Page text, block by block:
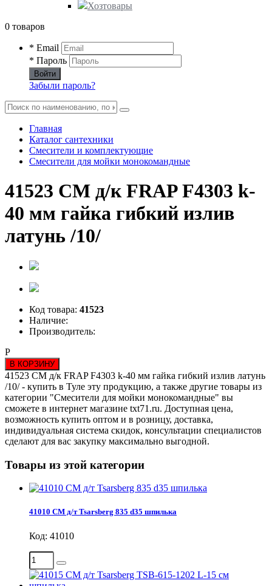
Хозтовары
0 товаров
* Email
* Пароль
Войти
Забыли пароль?
Главная
Каталог сантехники
Смесители и комплектующие
Смесители для мойки монокомандные
41523 СМ д/к FRAP F4303 k-
40 мм гайка гибкий излив
латунь /10/
Код товара: 41523
Наличие:
Производитель:
Р
В КОРЗИНУ
41523 СМ д/к FRAP F4303 k-40 мм гайка гибкий излив латунь
/10/ - купить в Туле эту продукцию, а также другие товары из
категории "Смесители для мойки монокомандные" вы
сможете в интернет магазине txt71.ru. Доступная цена,
возможность купить оптом и в розницу, доставка,
индивидуальная система скидок, консультации специалистов
сделают для вас закупку максимально выгодной.
Товары из этой категории
41010 СМ д/т Tsarsberg 835 d35 шпилька
Код: 41010